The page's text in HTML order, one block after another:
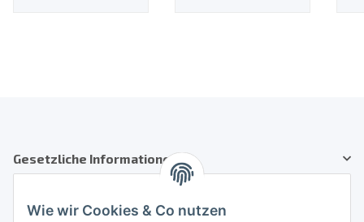
Gesetzliche Informationen
Wie wir Cookies & Co nutzen